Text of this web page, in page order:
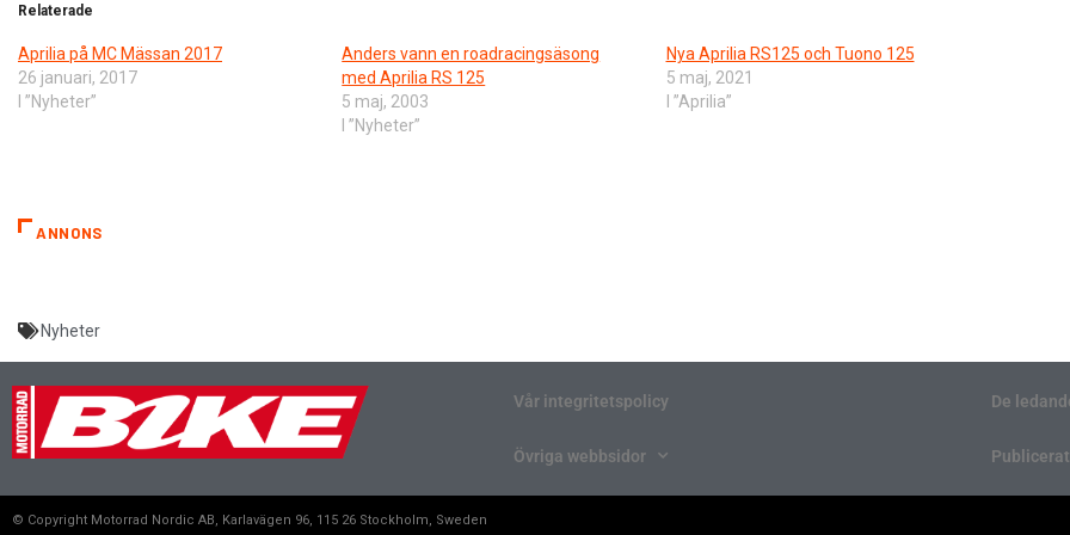
Relaterade
Aprilia på MC Mässan 2017
26 januari, 2017
I ”Nyheter”
Anders vann en roadracingsäsong
med Aprilia RS 125
5 maj, 2003
I ”Nyheter”
Nya Aprilia RS125 och Tuono 125
5 maj, 2021
I ”Aprilia”
ANNONS
Nyheter
Vår integritetspolicy
Övriga webbsidor
De
Publicerat
© Copyright Motorrad Nordic AB, Karlavägen 96, 115 26 Stockholm, Sweden